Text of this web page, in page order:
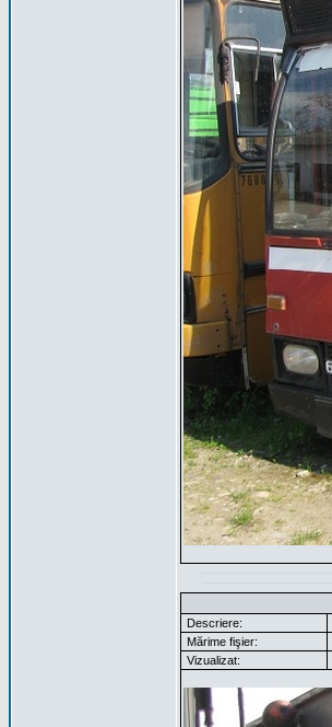
Descriere:
Mărime fişier:
Vizualizat: